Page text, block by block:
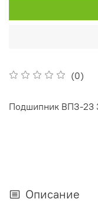
(0)
Подшипник ВПЗ-23
Описание